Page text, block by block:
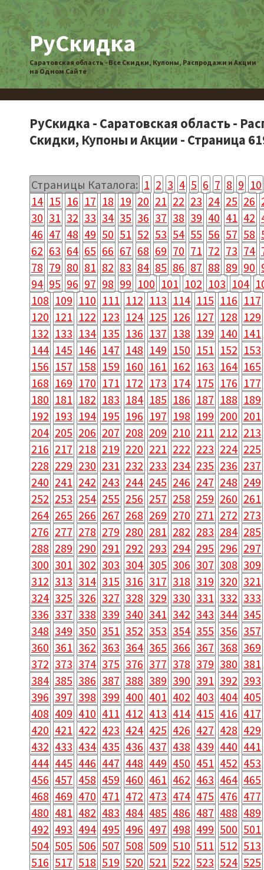
РуСкидка
Саратовская область - Все Скидки, Купоны, Распродажи и Акции
на Одном Сайте
РуСкидка - Саратовская область -
Скидки, Купоны и Акции - Страница
Страницы Каталога: 1 2 3 4 5 6 7 8 9 10
14 15 16 17 18 19 20 21 22 23 24 25 26
30 31 32 33 34 35 36 37 38 39 40 41 42
46 47 48 49 50 51 52 53 54 55 56 57 58
62 63 64 65 66 67 68 69 70 71 72 73 74
78 79 80 81 82 83 84 85 86 87 88 89 90
94 95 96 97 98 99 100 101 102 103 104
108 109 110 111 112 113 114 115 116 117
120 121 122 123 124 125 126 127 128 129
132 133 134 135 136 137 138 139 140 141
144 145 146 147 148 149 150 151 152 153
156 157 158 159 160 161 162 163 164 165
168 169 170 171 172 173 174 175 176 177
180 181 182 183 184 185 186 187 188 189
192 193 194 195 196 197 198 199 200 201
204 205 206 207 208 209 210 211 212 213
216 217 218 219 220 221 222 223 224 225
228 229 230 231 232 233 234 235 236 237
240 241 242 243 244 245 246 247 248 249
252 253 254 255 256 257 258 259 260 261
264 265 266 267 268 269 270 271 272 273
276 277 278 279 280 281 282 283 284 285
288 289 290 291 292 293 294 295 296 297
300 301 302 303 304 305 306 307 308 309
312 313 314 315 316 317 318 319 320 321
324 325 326 327 328 329 330 331 332 333
336 337 338 339 340 341 342 343 344 345
348 349 350 351 352 353 354 355 356 357
360 361 362 363 364 365 366 367 368 369
372 373 374 375 376 377 378 379 380 381
384 385 386 387 388 389 390 391 392 393
396 397 398 399 400 401 402 403 404 405
408 409 410 411 412 413 414 415 416 417
420 421 422 423 424 425 426 427 428 429
432 433 434 435 436 437 438 439 440 441
444 445 446 447 448 449 450 451 452 453
456 457 458 459 460 461 462 463 464 465
468 469 470 471 472 473 474 475 476 477
480 481 482 483 484 485 486 487 488 489
492 493 494 495 496 497 498 499 500 501
504 505 506 507 508 509 510 511 512 513
516 517 518 519 520 521 522 523 524 525